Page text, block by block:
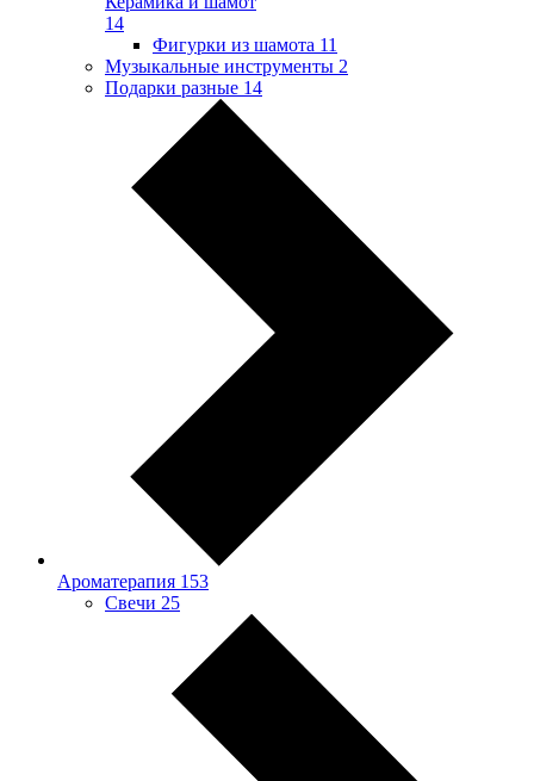
14
Фигурки из шамота 11
Музыкальные инструменты 2
Подарки разные 14
Ароматерапия 153
Свечи 25